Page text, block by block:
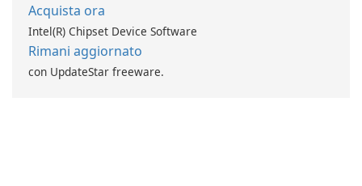
Acquista ora
Intel(R) Chipset Device Software
Rimani aggiornato
con UpdateStar freeware.